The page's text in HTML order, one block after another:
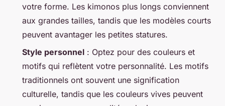
votre forme. Les kimonos plus longs conviennent
aux grandes tailles, tandis que les modèles courts
peuvent avantager les petites statures.
Style personnel : Optez pour des couleurs et
motifs qui reflètent votre personnalité. Les motifs
traditionnels ont souvent une signification
culturelle, tandis que les couleurs vives peuvent